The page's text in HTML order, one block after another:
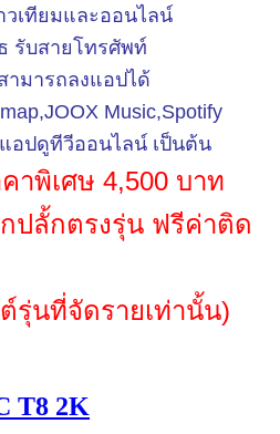
วเทียมและออนไลน์
รับสายโทรศัพท์
ามารถลงแอปได้
Music,Spotify
อปดูทีวีออนไลน์ เป็นต้น
าพิเศษ 4,500 บาท
ปลั้กตรงรุ่น ฟรีค่าติด
รุ่นที่จัดรายเท่านั้น)
T8 2K